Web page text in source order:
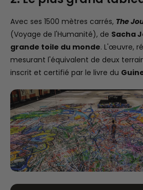
Avec ses 1500 mètres carrés, The
(Voyage de l'Humanité), de Sacha
grande toile du monde. L'œuvre,
mesurant l'équivalent de deux
inscrit et certifié par le livre du